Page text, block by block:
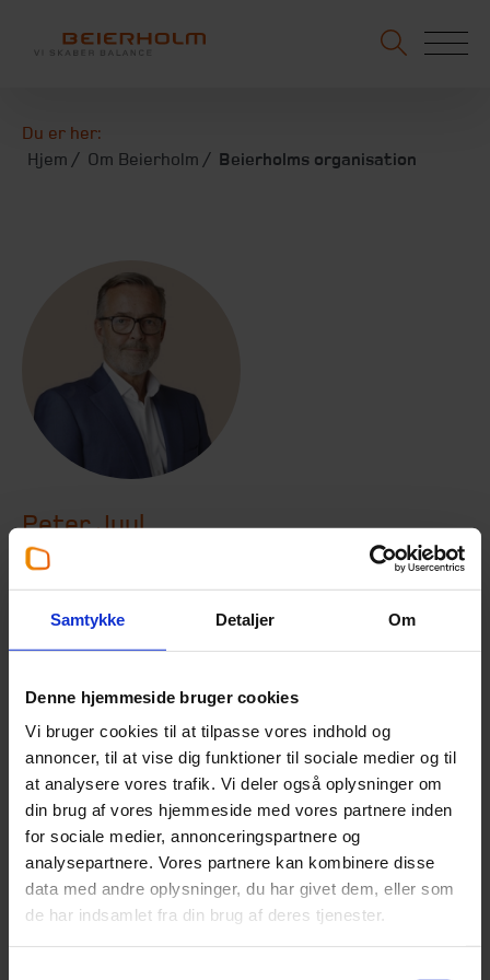
Samtykke Detaljer Om
Denne hjemmeside bruger cookies
Vi bruger cookies til at tilpasse vores indhold og
annoncer, til at vise dig funktioner til sociale medier og til
at analysere vores trafik. Vi deler også oplysninger om
din brug af vores hjemmeside med vores partnere inden
for sociale medier, annonceringspartnere og
analysepartnere. Vores partnere kan kombinere disse
data med andre oplysninger, du har givet dem, eller som
de har indsamlet fra din brug af deres tjenester.
Du er her:
Hjem
Om Beierholm Beierholms organisation
Peter Juul
Chefkonsulent
pju@beierholm.dk
Er specialist indenfor:
Rekruttering
Arbejder her:
Revisor København
Telefon:+45 39 16 76 00
Email: koebenhavn@beierholm.dk
Knud Højgaards Vej 9